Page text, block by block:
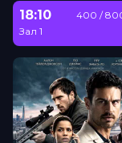
18:10
Зал 1
400 /